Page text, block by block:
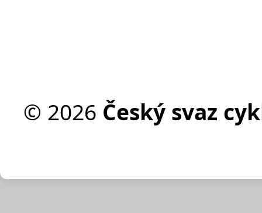
© 2026 Český svaz